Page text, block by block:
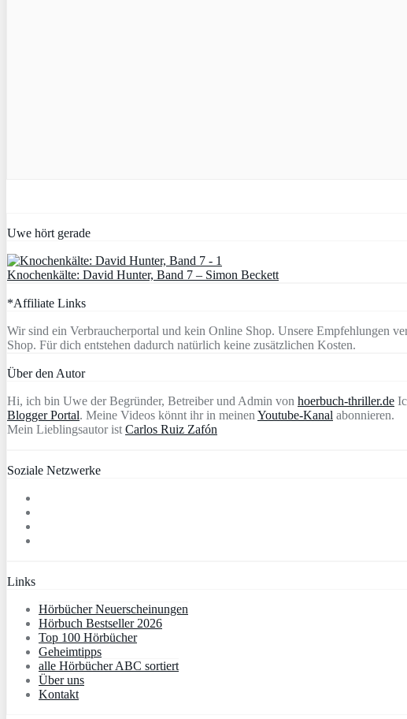
Uwe hört gerade
Knochenkälte: David Hunter, Band 7 – Simon Beckett
*Affiliate Links
Wir sind ein Verbraucherportal und kein Online Shop. Unsere Empfehlungen
Shop. Für dich entstehen dadurch natürlich keine zusätzlichen Kosten.
Über den Autor
Hi, ich bin Uwe der Begründer, Betreiber und Admin von hoerbuch-thriller.de
Blogger Portal. Meine Videos könnt ihr in meinen Youtube-Kanal abonnieren.
Mein Lieblingsautor ist Carlos Ruiz Zafón
Soziale Netzwerke
Links
Hörbücher Neuerscheinungen
Hörbuch Bestseller 2026
Top 100 Hörbücher
Geheimtipps
alle Hörbücher ABC sortiert
Über uns
Kontakt